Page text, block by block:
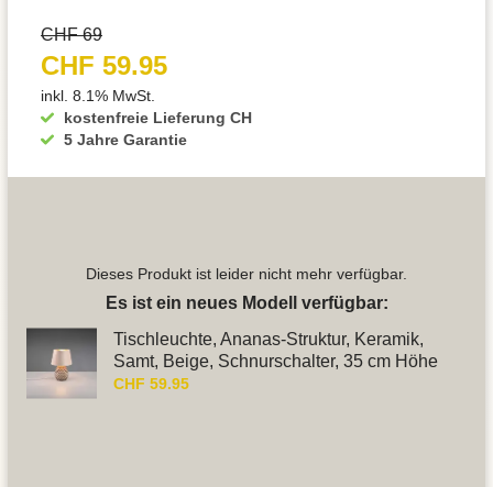
kostenfreie Lieferung CH
5 Jahre Garantie
CHF 69
CHF 59.95
inkl. 8.1% MwSt.
Dieses Produkt ist leider nicht mehr verfügbar.
Es ist ein neues Modell verfügbar:
Tischleuchte, Ananas-Struktur, Keramik,
Samt, Beige, Schnurschalter, 35 cm Höhe
CHF 59.95